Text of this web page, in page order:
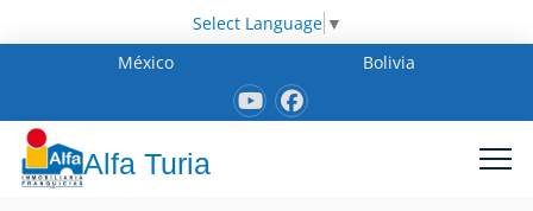
Select Language ▼
México
Bolivia
Alfa Turia